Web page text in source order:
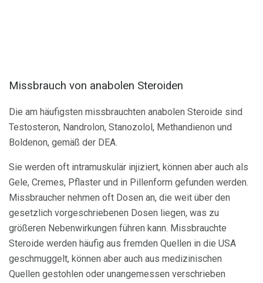
Missbrauch von anabolen Steroiden
Die am häufigsten missbrauchten anabolen Steroide sind
Testosteron, Nandrolon, Stanozolol, Methandienon und
Boldenon, gemäß der DEA.
Sie werden oft intramuskulär injiziert, können aber auch als
Gele, Cremes, Pflaster und in Pillenform gefunden werden.
Missbraucher nehmen oft Dosen an, die weit über den
gesetzlich vorgeschriebenen Dosen liegen, was zu
größeren Nebenwirkungen führen kann. Missbrauchte
Steroide werden häufig aus fremden Quellen in die USA
geschmuggelt, können aber auch aus medizinischen
Quellen gestohlen oder unangemessen verschrieben